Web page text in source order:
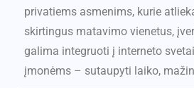
privatiems asmenims, kurie
skirtingus matavimo vienetus,
galima integruoti į interneto
įmonėms – sutaupyti laiko,